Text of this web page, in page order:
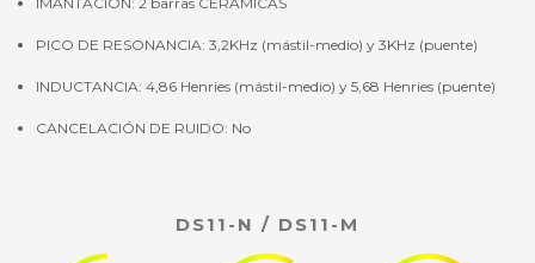
PICO DE RESONANCIA: 3,2KHz (mástil-medio) y 3KHz (puente)
INDUCTANCIA: 4,86 Henries (mástil-medio) y 5,68 Henries (puente)
CANCELACIÓN DE RUIDO: No
DS11-N / DS11-M